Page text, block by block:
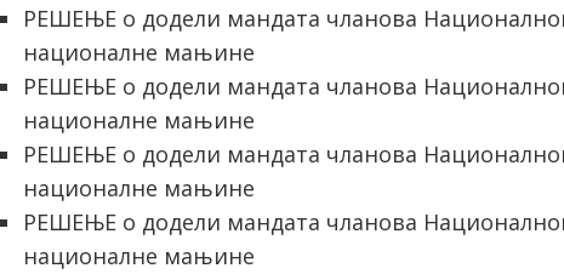
РЕШЕЊЕ о додели мандата чланова
националне мањине
РЕШЕЊЕ о додели мандата чланова
националне мањине
РЕШЕЊЕ о додели мандата чланова
националне мањине
РЕШЕЊЕ о додели мандата чланова
националне мањине